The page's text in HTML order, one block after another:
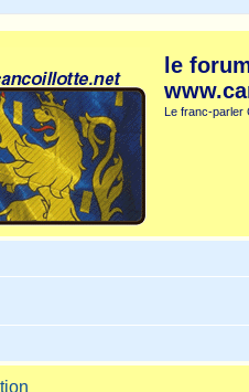
le
Le franc-parler